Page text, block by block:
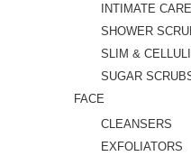
INTIMATE CARE
SHOWER
SLIM &
SUGAR
FACE
CLEANSERS
EXFOLIATORS